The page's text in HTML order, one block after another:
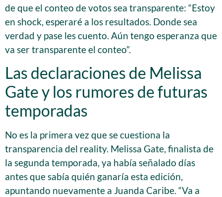
de que el conteo de votos sea transparente: “Estoy
en shock, esperaré a los resultados. Donde sea
verdad y pase les cuento. Aún tengo esperanza que
va ser transparente el conteo”.
Las declaraciones de Melissa
Gate y los rumores de futuras
temporadas
No es la primera vez que se cuestiona la
transparencia del reality. Melissa Gate, finalista de
la segunda temporada, ya había señalado días
antes que sabía quién ganaría esta edición,
apuntando nuevamente a Juanda Caribe. “Va a